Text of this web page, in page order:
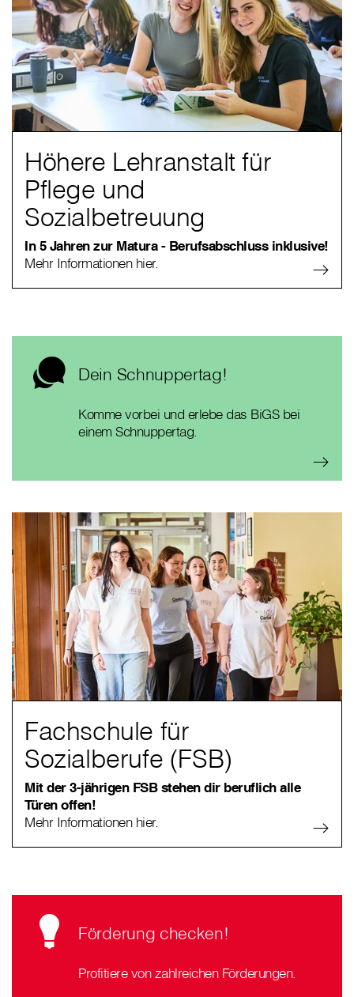
Höhere Lehranstalt für
Pflege und
Sozialbetreuung
In 5 Jahren zur Matura - Berufsabschluss inklusive!
Mehr Informationen hier.
Dein Schnuppertag!
Komme vorbei und erlebe das BiGS bei
einem Schnuppertag.
Fachschule für
Sozialberufe (FSB)
Mit der 3-jährigen FSB stehen dir beruflich alle
Türen offen!
Mehr Informationen hier.
Förderung checken!
Profitiere von zahlreichen Förderungen.